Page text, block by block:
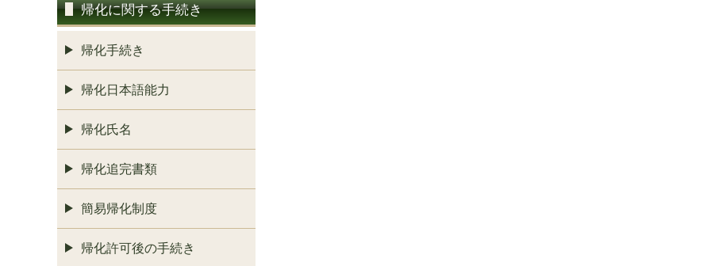
帰化に関する手続き
帰化手続き
帰化日本語能力
帰化氏名
帰化追完書類
簡易帰化制度
帰化許可後の手続き